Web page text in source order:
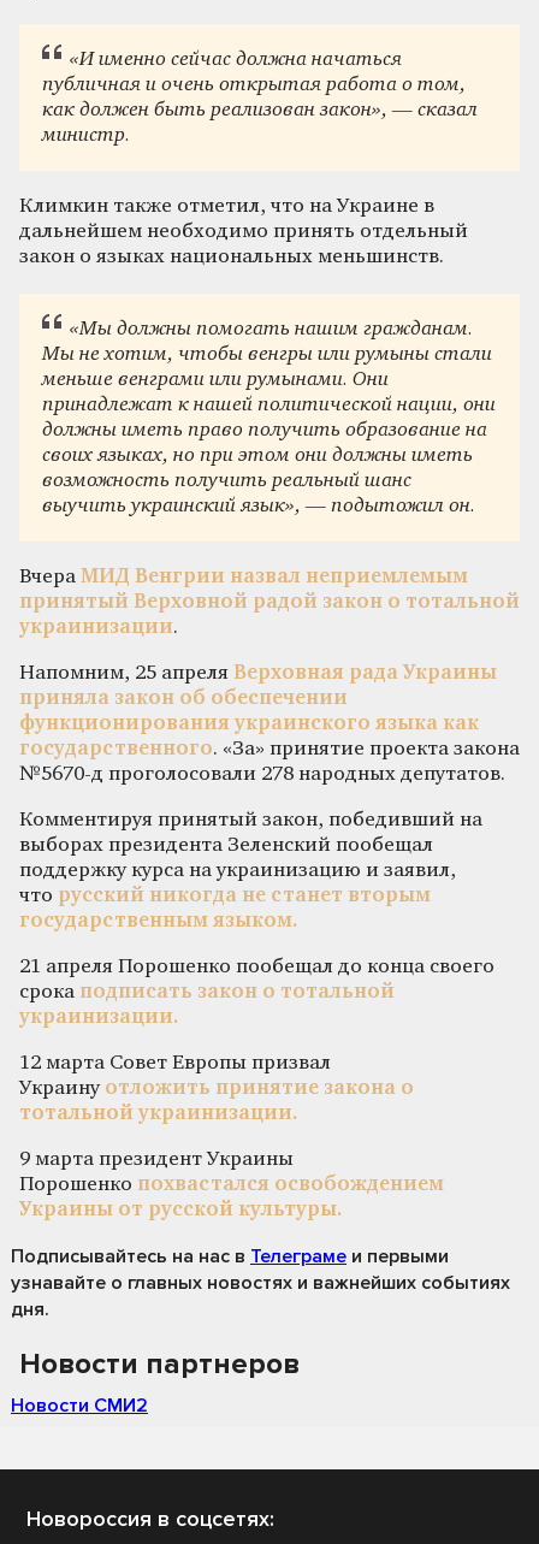
«И именно сейчас должна начаться
публичная и очень открытая работа о том,
как должен быть реализован закон», — сказал
министр.
Климкин также отметил, что на Украине в
дальнейшем необходимо принять отдельный
закон о языках национальных меньшинств.
«Мы должны помогать нашим гражданам.
Мы не хотим, чтобы венгры или румыны стали
меньше венграми или румынами. Они
принадлежат к нашей политической нации, они
должны иметь право получить образование на
своих языках, но при этом они должны иметь
возможность получить реальный шанс
выучить украинский язык», — подытожил он.
Вчера МИД Венгрии назвал неприемлемым
принятый Верховной радой закон о тотальной
украинизации.
Напомним, 25 апреля Верховная рада Украины
приняла закон об обеспечении
функционирования украинского языка как
государственного. «За» принятие проекта закона
№5670-д проголосовали 278 народных депутатов.
Комментируя принятый закон, победивший на
выборах президента Зеленский пообещал
поддержку курса на украинизацию и заявил,
что русский никогда не станет вторым
государственным языком.
21 апреля Порошенко пообещал до конца своего
срока подписать закон о тотальной
украинизации.
12 марта Совет Европы призвал
Украинуотложить принятие закона о
тотальной украинизации.
9 марта президент Украины
Порошенко похвастался освобождением
Украины от русской культуры.
Подписывайтесь на нас в Телеграме и первыми
узнавайте о главных новостях и важнейших событиях
дня.
Новости партнеров
Новости СМИ2
Новороссия в соцсетях: